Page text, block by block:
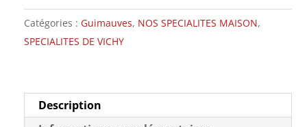
Fraise
3Maxi
lanières
Catégories : Guimauves, NOS SPECIALITES MAISON,
SPECIALITES DE VICHY
Description